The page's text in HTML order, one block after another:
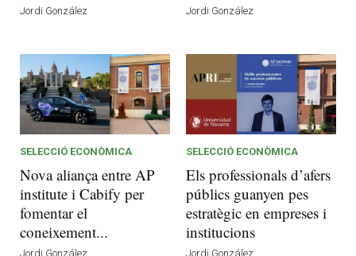
Jordi González Jordi González
SELECCIÓ ECONÒMICA
Nova aliança entre AP
institute i Cabify per
fomentar el
coneixement...
Jordi González
SELECCIÓ ECONÒMICA
Els professionals d’afers
públics guanyen pes
estratègic en empreses i
institucions
Jordi González